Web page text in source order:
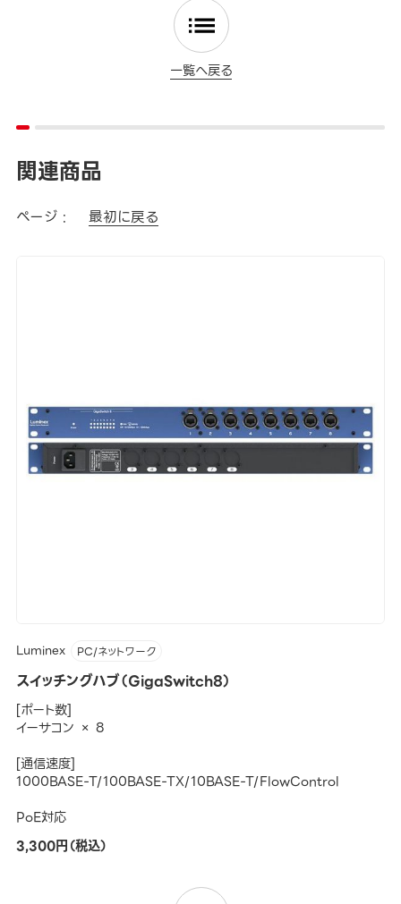
一覧へ戻る
関連商品
ページ : 最初に戻る
Luminex PC/ネットワーク
スイッチングハブ（GigaSwitch8）
[ポート数]
イーサコン × 8
[通信速度]
1000BASE-T/100BASE-TX/10BASE-T/FlowControl
PoE対応
3,300円（税込）